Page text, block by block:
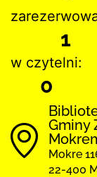
1
w czytelni:
0
Gminy
Mokre
22-400